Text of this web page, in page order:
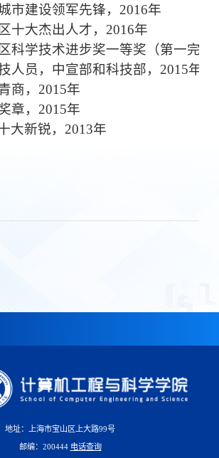
市建设领军先锋，2016年
十大杰出人才，2016年
科学技术进步奖一等奖（第一完成
人员，中宣部和科技部，2015年
商，2015年
章，2015年
大新锐，2013年
地址：上海市宝山区上大路99号
邮编：200444 电话查询